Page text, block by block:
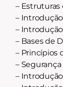
– Estruturas
–
–
– Bases de
– Princípios
– Segurança
–